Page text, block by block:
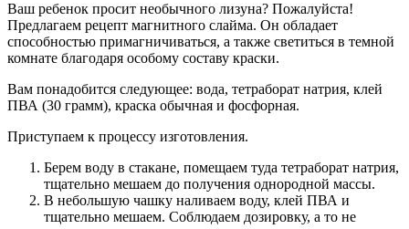
Ваш ребенок просит необычного лизуна? Пожалуйста!
Предлагаем рецепт магнитного слайма. Он обладает
способностью примагничиваться, а также светиться в темной
комнате благодаря особому составу краски.
Вам понадобится следующее: вода, тетраборат натрия, клей
ПВА (30 грамм), краска обычная и фосфорная.
Приступаем к процессу изготовления.
Берем воду в стакане, помещаем туда тетраборат натрия,
тщательно мешаем до получения однородной массы.
В небольшую чашку наливаем воду, клей ПВА и
тщательно мешаем. Соблюдаем дозировку, а то не